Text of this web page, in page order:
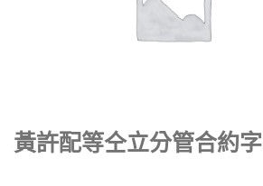
黃許配等仝立分管合約字